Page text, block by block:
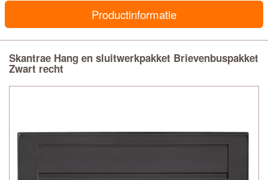
Productinformatie
Skantrae Hang en sluitwerkpakket Brievenbuspakket
Zwart recht